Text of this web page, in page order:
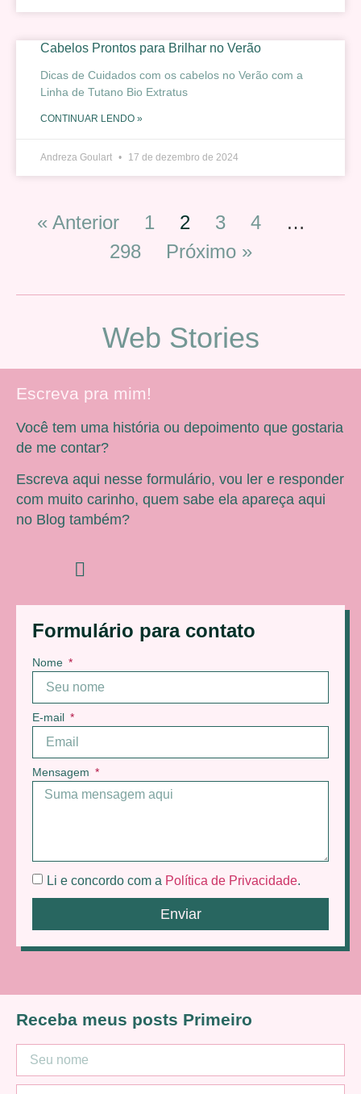
Cabelos Prontos para Brilhar no Verão
Dicas de Cuidados com os cabelos no Verão com a
Linha de Tutano Bio Extratus
CONTINUAR LENDO »
Andreza Goulart 17 de dezembro de 2024
« Anterior 1 2 3 4
…
298
Próximo »
Web Stories
Formulário para contato
Nome
E-mail
Mensagem
Li e concordo com a Política de Privacidade.
Enviar
Escreva pra mim!
Você tem uma história ou depoimento que gostaria
de me contar?
Escreva aqui nesse formulário, vou ler e responder
com muito carinho, quem sabe ela apareça aqui
no Blog também?
Receba meus posts Primeiro